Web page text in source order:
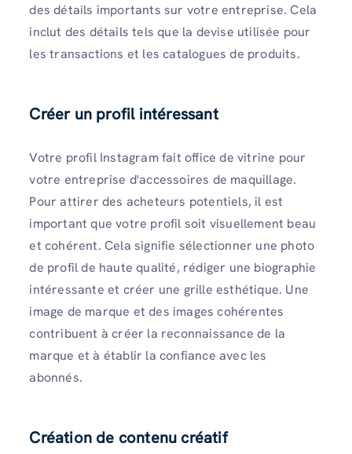
des détails importants sur votre entreprise. Cela
inclut des détails tels que la devise utilisée pour
les transactions et les catalogues de produits.
Créer un profil intéressant
Votre profil Instagram fait office de vitrine pour
votre entreprise d'accessoires de maquillage.
Pour attirer des acheteurs potentiels, il est
important que votre profil soit visuellement beau
et cohérent. Cela signifie sélectionner une photo
de profil de haute qualité, rédiger une biographie
intéressante et créer une grille esthétique. Une
image de marque et des images cohérentes
contribuent à créer la reconnaissance de la
marque et à établir la confiance avec les
abonnés.
Création de contenu créatif